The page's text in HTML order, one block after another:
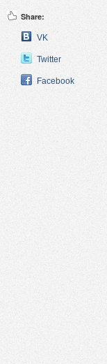
Share:
VK
Twitter
Facebook